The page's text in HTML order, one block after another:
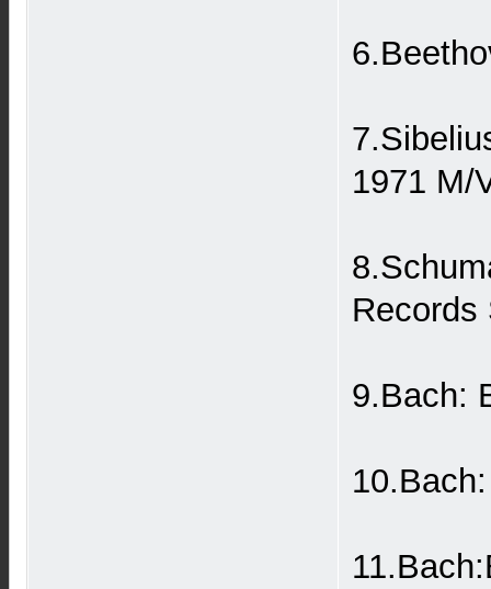
1971 M/
Records
9.Bach: